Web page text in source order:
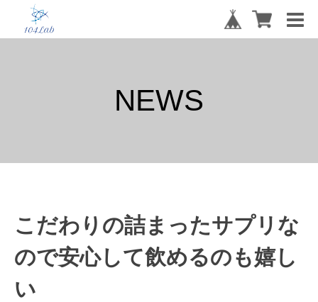
NEWS
こだわりの詰まったサプリな
ので安心して飲めるのも嬉し
い